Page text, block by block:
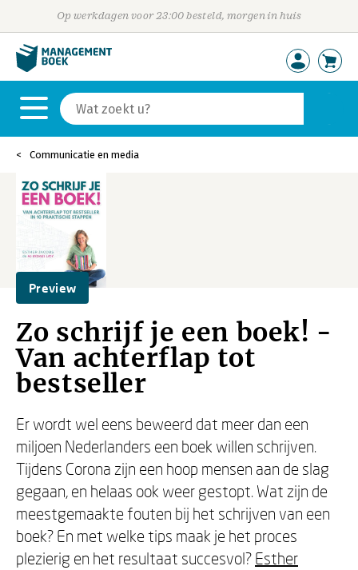
Op werkdagen voor 23:00 besteld, morgen in huis
Communicatie en media
Preview
Zo schrijf je een boek! -
Van achterflap tot
bestseller
Er wordt wel eens beweerd dat meer dan een
miljoen Nederlanders een boek willen schrijven.
Tijdens Corona zijn een hoop mensen aan de slag
gegaan, en helaas ook weer gestopt. Wat zijn de
meestgemaakte fouten bij het schrijven van een
boek? En met welke tips maak je het proces
plezierig en het resultaat succesvol? Esther